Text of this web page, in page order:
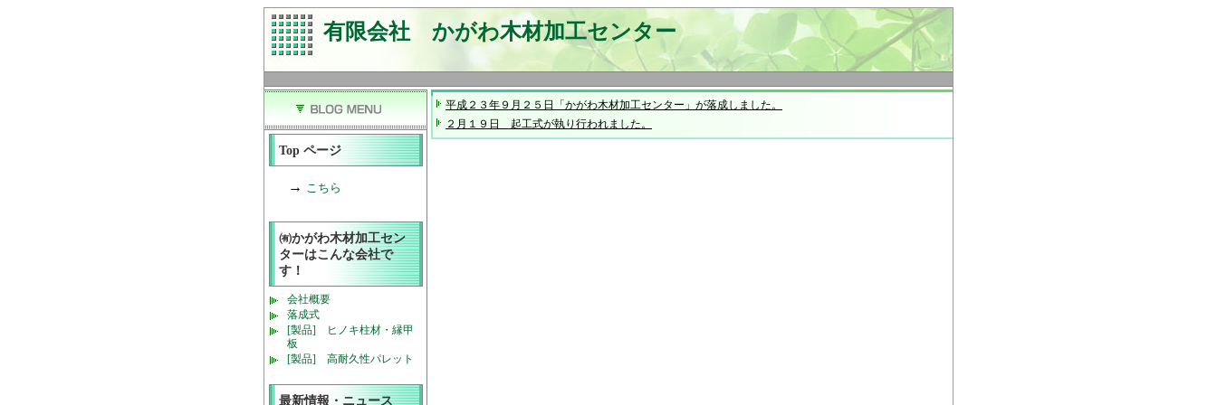
有限会社 かがわ木材加工センター
Top ページ
→ こちら
㈲かがわ木材加工セン
ターはこんな会社で
す！
会社概要
落成式
[製品] ヒノキ柱材・縁甲
板
[製品] 高耐久性パレット
最新情報・ニュース
平成２３年９月２５日「かがわ木材加工センター」が落成しました。
２月１９日 起工式が執り行われました。